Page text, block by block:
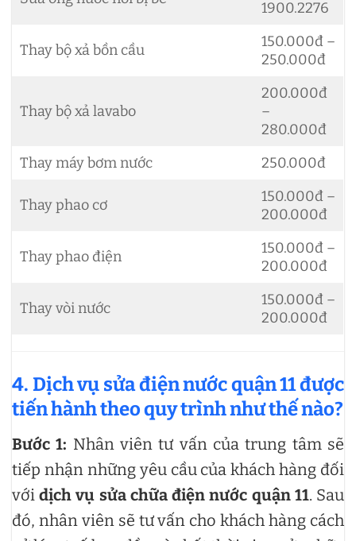
1900.2276
Thay bộ xả bồn cầu
150.000đ –
250.000đ
Thay bộ xả lavabo
200.000đ
–
280.000đ
Thay máy bơm nước
250.000đ
Thay phao cơ
150.000đ –
200.000đ
Thay phao điện
150.000đ –
200.000đ
Thay vòi nước
150.000đ –
200.000đ
4. Dịch vụ sửa điện nước quận 11 được
tiến hành theo quy trình như thế nào?
Bước 1: Nhân viên tư vấn của trung tâm sẽ
tiếp nhận những yêu cầu của khách hàng đối
vớidịch vụ sửa chữa điện nước quận 11. Sau
đó, nhân viên sẽ tư vấn cho khách hàng cách